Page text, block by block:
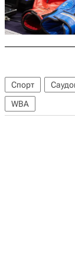
Спорт
WBA